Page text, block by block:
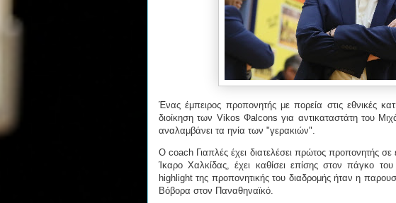
Ένας έμπειρος προπονητής με πορεία στις εθνικές
διοίκηση των Vikos Φalcons για αντικαταστάτη του
αναλαμβάνει τα ηνία των "γερακιών".
Ο coach Γιαπλές έχει διατελέσει πρώτος προπονητής
Ίκαρο Χαλκίδας, έχει καθίσει επίσης στον πάγκο
highlight της προπονητικής του διαδρομής ήταν η
Βόβορα στον Παναθηναϊκό.